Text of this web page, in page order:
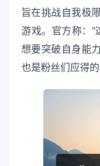
旨在挑战自我极
游戏。官方称：“
想要突破自身能
也是粉丝们应得